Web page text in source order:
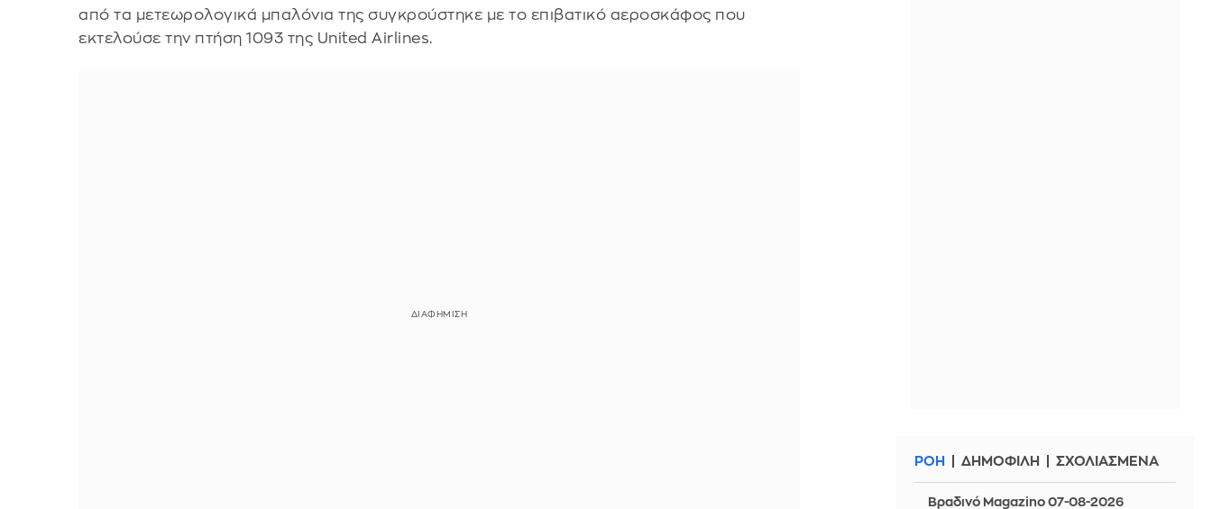
από τα μετεωρολογικά μπαλόνια της συγκρούστηκε με το επιβατικό αεροσκάφος που
εκτελούσε την πτήση 1093 της United Airlines.
ΡΟΗ ΔΗΜΟΦΙΛΗ ΣΧΟΛΙΑΣΜΕΝΑ
Βραδινό Magazino 07-08-2026